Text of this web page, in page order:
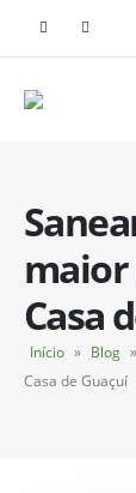
maior
Casa
Início » Blog »
Casa de Guaçuí